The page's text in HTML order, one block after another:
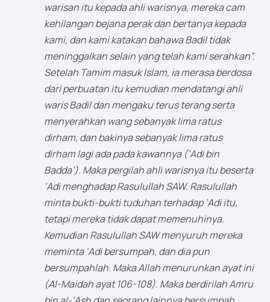
warisan itu kepada ahli warisnya, mereka cam
kehilangan bejana perak dan bertanya kepada
kami, dan kami katakan bahawa Badil tidak
meninggalkan selain yang telah kami serahkan”.
Setelah Tamim masuk Islam, ia merasa berdosa
dari perbuatan itu kemudian mendatangi ahli
waris Badil dan mengaku terus terang serta
menyerahkan wang sebanyak lima ratus
dirham, dan bakinya sebanyak lima ratus
dirham lagi ada pada kawannya (‘Adi bin
Badda’). Maka pergilah ahli warisnya itu beserta
‘Adi menghadap Rasulullah SAW. Rasulullah
minta bukti-bukti tuduhan terhadap ‘Adi itu,
tetapi mereka tidak dapat memenuhinya.
Kemudian Rasulullah SAW menyuruh mereka
meminta ‘Adi bersumpah, dan dia pun
bersumpahlah. Maka Allah menurunkan ayat ini
(Al-Maidah ayat 106-108). Maka berdirilah Amru